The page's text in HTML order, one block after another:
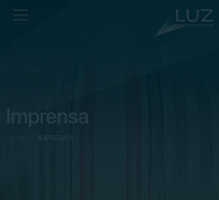
Imprensa
IMPRENSA